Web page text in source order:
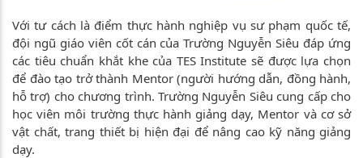
Với tư cách là điểm thực hành nghiệp vụ sư phạm quốc tế,
đội ngũ giáo viên cốt cán của Trường Nguyễn Siêu đáp ứng
các tiêu chuẩn khắt khe của TES Institute sẽ được lựa chọn
để đào tạo trở thành Mentor (người hướng dẫn, đồng hành,
hỗ trợ) cho chương trình. Trường Nguyễn Siêu cung cấp cho
học viên môi trường thực hành giảng dạy, Mentor và cơ sở
vật chất, trang thiết bị hiện đại để nâng cao kỹ năng giảng
dạy.